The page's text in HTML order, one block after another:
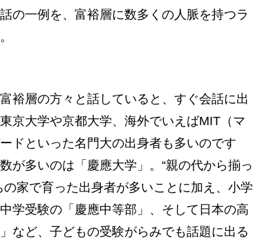
の一例を、富裕層に数多くの人脈を持つラ
裕層の方々と話していると、すぐ会話に出
京大学や京都大学、海外でいえばMIT（マ
ドといった名門大の出身者も多いのです
が多いのは「慶應大学」。“親の代から揃っ
家で育った出身者が多いことに加え、小学
学受験の「慶應中等部」、そして日本の高
など、子どもの受験がらみでも話題に出る